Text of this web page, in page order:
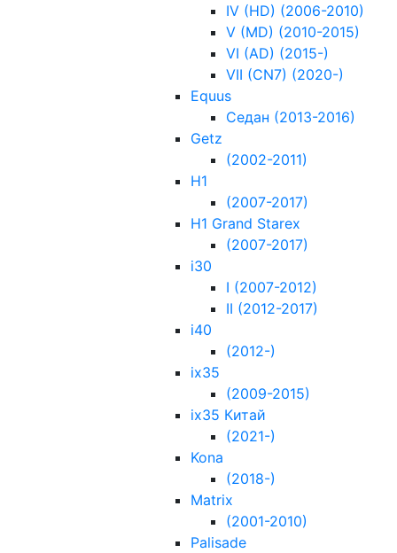
IV (HD) (2006-2010)
V (MD) (2010-2015)
VI (AD) (2015-)
VII (CN7) (2020-)
Equus
Седан (2013-2016)
Getz
(2002-2011)
H1
(2007-2017)
H1 Grand Starex
(2007-2017)
i30
I (2007-2012)
II (2012-2017)
i40
(2012-)
ix35
(2009-2015)
ix35 Китай
(2021-)
Kona
(2018-)
Matrix
(2001-2010)
Palisade